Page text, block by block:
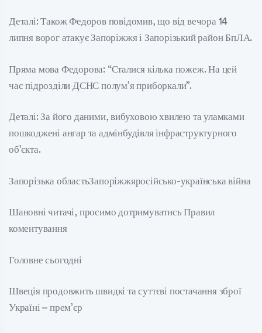
Деталі: Також Федоров повідомив, що від вечора 14
липня ворог атакує Запоріжжя і Запорізький район БпЛА.
Пряма мова Федорова: “Сталися кілька пожеж. На цей
час підрозділи ДСНС полум’я приборкали”.
Деталі: За його даними, вибуховою хвилею та уламками
пошкоджені ангар та адмінбудівля інфраструктурного
об’єкта.
Запорізька областьЗапоріжжяросійсько-українська війна
Шановні читачі, просимо дотримуватись Правил
коментування
Головне сьогодні
Швеція продовжить швидкі та суттєві постачання зброї
Україні – прем’єр